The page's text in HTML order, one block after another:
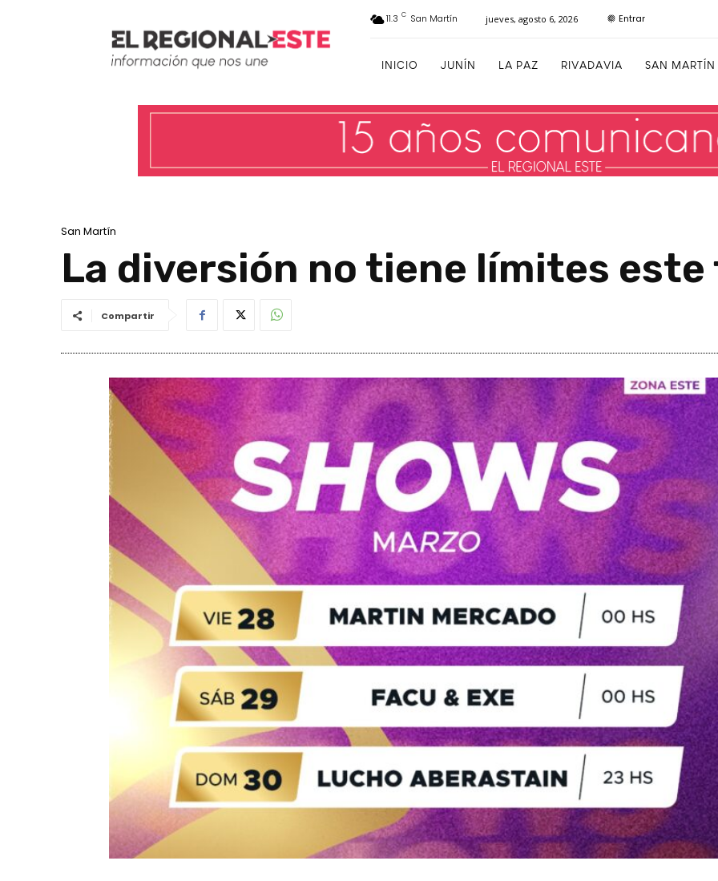
11.3 C San Martín jueves, agosto 6, 2026 Entrar
INICIO JUNÍN LA PAZ RIVADAVIA SAN MARTÍN
San Martín
La diversión no tiene límites este
Compartir